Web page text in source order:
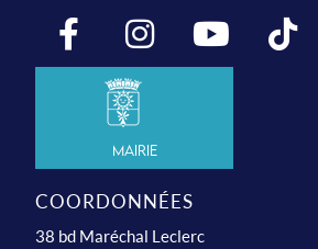
Mairie
COORDONNÉES
38 bd Maréchal Leclerc